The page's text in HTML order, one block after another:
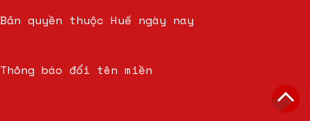
Bản quyền thuộc Huế ngày nay
Thông báo đổi tên miền